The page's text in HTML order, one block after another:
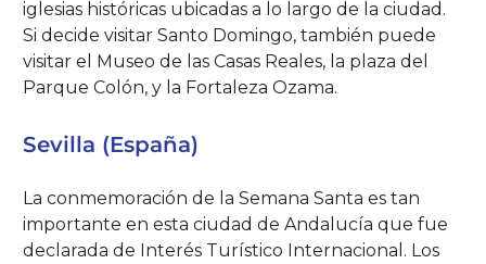
iglesias históricas ubicadas a lo largo de la ciudad.
Si decide visitar Santo Domingo, también puede
visitar el Museo de las Casas Reales, la plaza del
Parque Colón, y la Fortaleza Ozama.
Sevilla (España)
La conmemoración de la Semana Santa es tan
importante en esta ciudad de Andalucía que fue
declarada de Interés Turístico Internacional. Los